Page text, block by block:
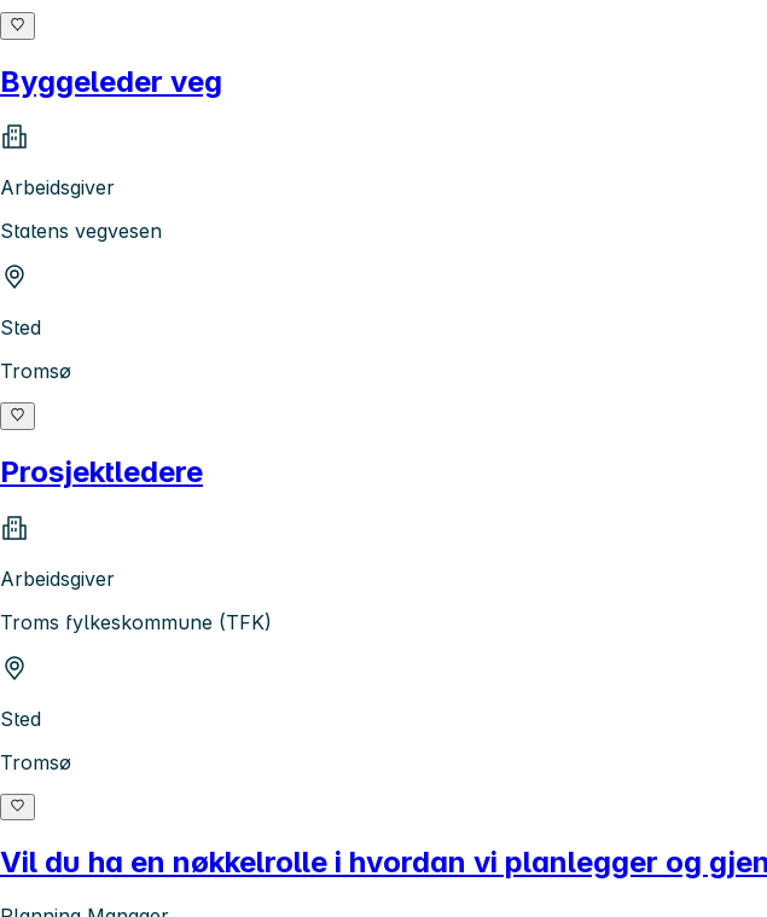
Byggeleder veg
Arbeidsgiver
Statens vegvesen
Sted
Tromsø
Prosjektledere
Arbeidsgiver
Troms fylkeskommune (TFK)
Sted
Tromsø
Vil du ha en nøkkelrolle i hvordan vi planlegger og